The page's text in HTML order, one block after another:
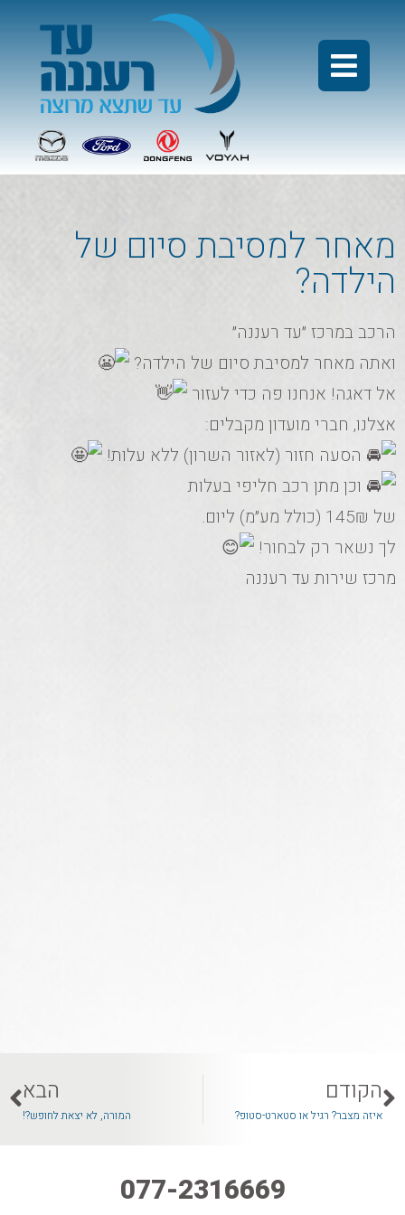
מאחר למסיבת סיום של
הילדה?
הרכב במרכז ״עד רעננה״
ואתה מאחר למסיבת סיום של הילדה?
אל דאגה! אנחנו פה כדי לעזור
אצלנו, חברי מועדון מקבלים:
הסעה חזור (לאזור השרון) ללא עלות!
וכן מתן רכב חליפי בעלות
של 145₪ (כולל מע״מ) ליום.
לך נשאר רק לבחור!
מרכז שירות עד רעננה
הקודם
איזה מצבר? רגיל או סטארט-סטופ?
הבא
המורה, לא יצאת לחופש?!
077-2316669